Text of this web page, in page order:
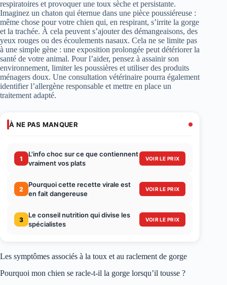
respiratoires et provoquer une toux sèche et persistante.
Imaginez un chaton qui éternue dans une pièce poussiéreuse :
même chose pour votre chien qui, en respirant, s’irrite la gorge
et la trachée. À cela peuvent s’ajouter des démangeaisons, des
yeux rouges ou des écoulements nasaux. Cela ne se limite pas
à une simple gène : une exposition prolongée peut détériorer la
santé de votre animal. Pour l’aider, pensez à assainir son
environnement, limiter les poussières et utiliser des produits
ménagers doux. Une consultation vétérinaire pourra également
identifier l’allergène responsable et mettre en place un
traitement adapté.
À NE PAS MANQUER
1
L'info choc sur ce que contiennent
vraiment vos plats
VOIR LE PRIX
2
Pourquoi cette recette virale est
en fait dangereuse
VOIR LE PRIX
3
Le conseil nutrition qui divise les
spécialistes
VOIR LE PRIX
Les symptômes associés à la toux et au raclement de gorge
Pourquoi mon chien se racle-t-il la gorge lorsqu’il tousse ?